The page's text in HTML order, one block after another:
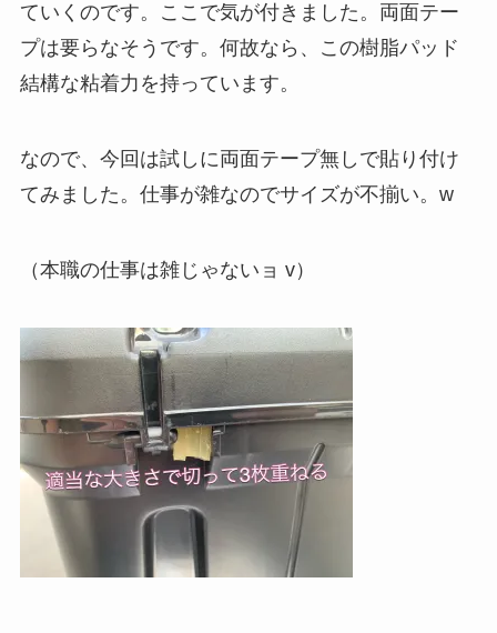
ていくのです。ここで気が付きました。両面テー
プは要らなそうです。何故なら、この樹脂パッド
結構な粘着力を持っています。
なので、今回は試しに両面テープ無しで貼り付け
てみました。仕事が雑なのでサイズが不揃い。w
（本職の仕事は雑じゃないョ v）